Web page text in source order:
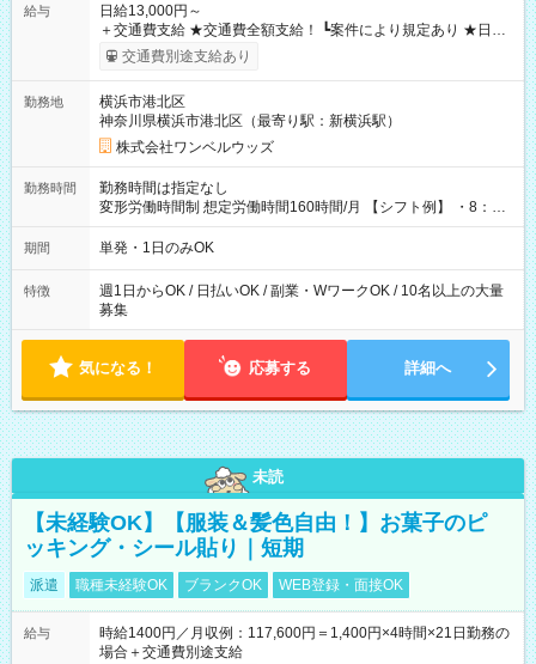
給与
日給13,000円～
＋交通費支給 ★交通費全額支給！ ┗案件により規定あり ★日払
いOK！（規定あり） ┗働いたその日に現金GET♪ お仕事後はコ
ンビニATMから 日払い分を引き落とせます！ 【試用期間】試
交通費別途支給あり
勤務地
横浜市港北区
神奈川県横浜市港北区（最寄り駅：新横浜駅）
株式会社ワンベルウッズ
勤務時間
勤務時間は指定なし
変形労働時間制 想定労働時間160時間/月 【シフト例】 ・8：00
～21：00
期間 単発・1日のみOK
特徴
週1日からOK / 日払いOK / 副業・WワークOK / 10名以上の大量
募集
気になる！ 応募する 詳細へ
未読
【未経験OK】【服装＆髪色自由！】お菓子のピ
ッキング・シール貼り｜短期
派遣 職種未経験OK ブランクOK WEB登録・面接OK
給与
時給1400円／月収例：117,600円＝1,400円×4時間×21日勤務の
場合＋交通費別途支給